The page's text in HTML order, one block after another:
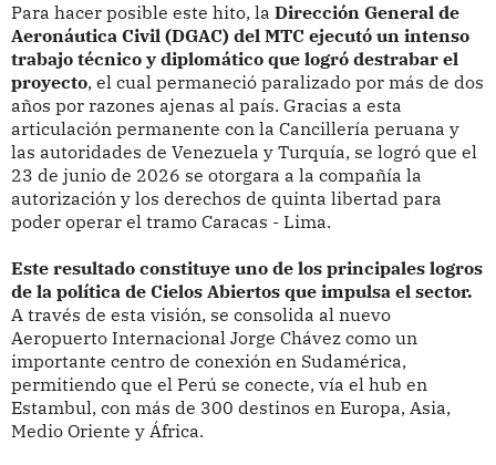
Para hacer posible este hito, la Dirección General de
Aeronáutica Civil (DGAC) del MTC ejecutó un intenso
trabajo técnico y diplomático que logró destrabar el
proyecto, el cual permaneció paralizado por más de dos
años por razones ajenas al país. Gracias a esta
articulación permanente con la Cancillería peruana y
las autoridades de Venezuela y Turquía, se logró que el
23 de junio de 2026 se otorgara a la compañía la
autorización y los derechos de quinta libertad para
poder operar el tramo Caracas - Lima.
Este resultado constituye uno de los principales logros
de la política de Cielos Abiertos que impulsa el sector.
A través de esta visión, se consolida al nuevo
Aeropuerto Internacional Jorge Chávez como un
importante centro de conexión en Sudamérica,
permitiendo que el Perú se conecte, vía el hub en
Estambul, con más de 300 destinos en Europa, Asia,
Medio Oriente y África.